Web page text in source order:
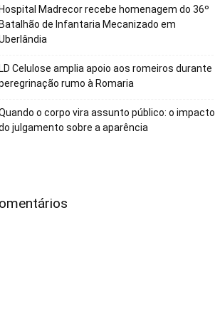
Madrecor recebe homenagem do 36º
de Infantaria Mecanizado em
Celulose amplia apoio aos romeiros durante
rumo à Romaria
o corpo vira assunto público: o impacto
julgamento sobre a aparência